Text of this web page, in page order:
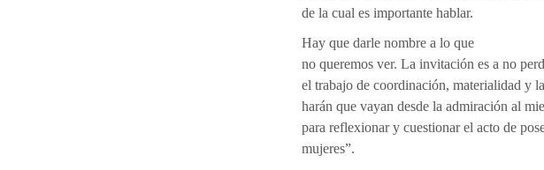
de la cual es importante hablar.
Hay que darle nombre a lo que
no queremos ver. La invitación es a no
el trabajo de coordinación, materialidad y
harán que vayan desde la admiración al
para reflexionar y cuestionar el acto de
mujeres”.